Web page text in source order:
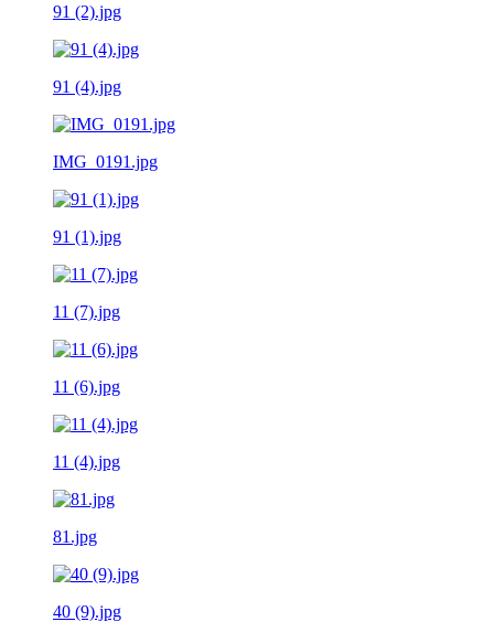
91 (2).jpg
91 (4).jpg
IMG_0191.jpg
91 (1).jpg
11 (7).jpg
11 (6).jpg
11 (4).jpg
81.jpg
40 (9).jpg